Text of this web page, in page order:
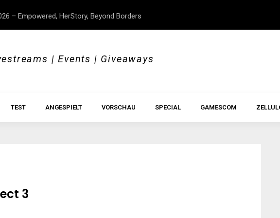
– Empowered, HerStory, Beyond Borders
| Events | Giveaways
TEST ANGESPIELT VORSCHAU SPECIAL GAMESCOM
3